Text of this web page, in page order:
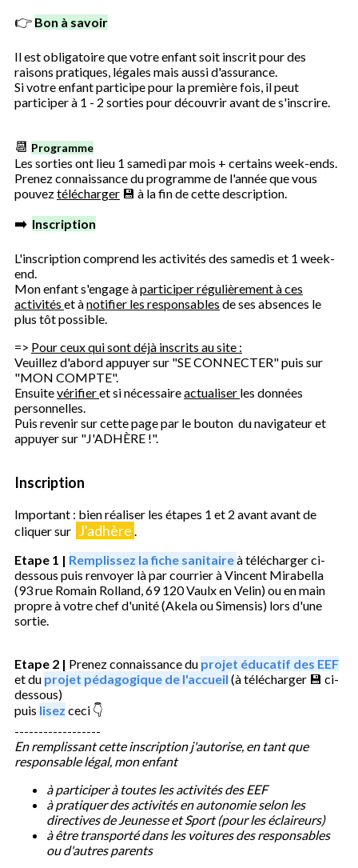
👉 Bon à savoir
Il est obligatoire que votre enfant soit inscrit pour des
raisons pratiques, légales mais aussi d'assurance.
Si votre enfant participe pour la première fois, il peut
participer à 1 - 2 sorties pour découvrir avant de s'inscrire.
📆 Programme
Les sorties ont lieu 1 samedi par mois + certains week-ends.
Prenez connaissance du programme de l'année que vous
pouveztélécharger 💾 à la fin de cette description.
➡️ Inscription
L'inscription comprend les activités des samedis et 1 week-
end.
Mon enfant s'engage àparticiper régulièrement à ces
activités et ànotifier les responsables de ses absences le
plus tôt possible.
=> Pour ceux qui sont déjà inscrits au site :
Veuillez d'abord appuyer sur "SE CONNECTER" puis sur
"MON COMPTE".
Ensuitevérifieret si nécessaireactualiser les données
personnelles.
Puis revenir sur cette page par le bouton du navigateur et
appuyer sur "J'ADHÈRE !".
Inscription
Important : bien réaliser les étapes 1 et 2 avant avant de
cliquer sur J'adhère .
Etape 1 | Remplissez la fiche sanitaireà télécharger ci-
dessous puis renvoyer là par courrier à Vincent Mirabella
(93 rue Romain Rolland, 69 120 Vaulx en Velin) ou en main
propre à votre chef d'unité (Akela ou Simensis) lors d'une
sortie.
Etape 2 | Prenez connaissance du projet éducatif des EEF
et du projet pédagogique de l'accueil (à télécharger 💾 ci-
dessous)
puis lisez ceci 👇
------------------
En remplissant cette inscription j'autorise, en tant que
responsable légal, mon enfant
à participer à toutes les activités des EEF
à pratiquer des activités en autonomie selon les
directives de Jeunesse et Sport (pour les éclaireurs)
à être transporté dans les voitures des responsables
ou d'autres parents